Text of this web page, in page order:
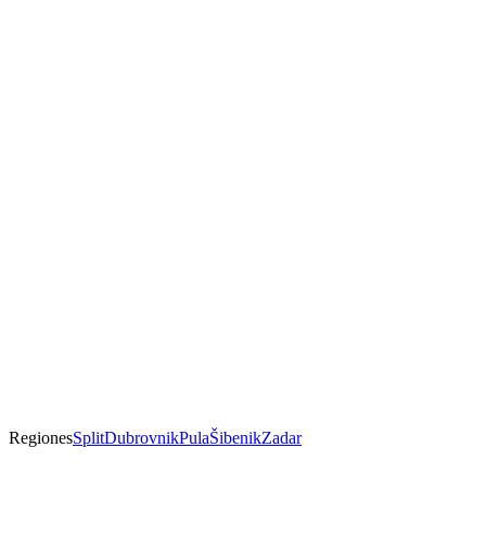
RegionesSplitDubrovnikPulaŠibenikZadar